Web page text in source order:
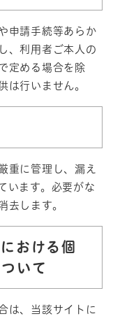
申請手続等あらか
、利用者ご本人の
定める場合を除
は行いません。
重に管理し、漏え
います。必要がな
去します。
おける個
いて
は、当該サイトに